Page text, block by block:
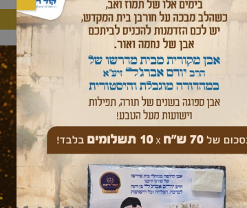
היה שותף
כי תצא